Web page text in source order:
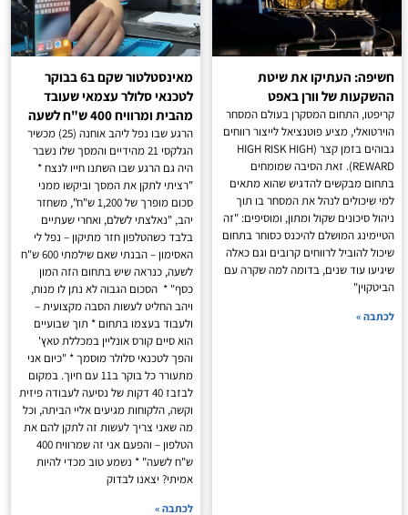
חשיפה: העתיקו את שיטת
ההשקעות של וורן באפט
קריפטו, התחום המסקרן בעולם המסחר
הוירטואלי, מציע פוטנציאל לייצור רווחים
גבוהים בזמן קצר (HIGH RISK HIGH
REWARD). זאת הסיבה שמומחים
בתחום מבקשים להדגיש שהוא מתאים
למי שיכולים לנהל את המסחר בו תוך
ניהול סיכונים שקול ומתון, ומוסיפים: "זה
הטיימינג המושלם להיכנס כסוחר בתחום
שיכול להוביל לרווחים קרובים וגם כאלה
שיגיעו עוד שנים, בדומה למה שקרה עם
הביטקוין"
לכתבה »
מאינסטלטור שקם ב6 בבוקר
לטכנאי סלולר עצמאי שעובד
מהבית ומרוויח 400 ש"ח לשעה
הרגע שבו נפל ליהב אוחנה (25) מכשיר
הגלקסי 21 מהידיים והמסך שלו נשבר
היה גם הרגע שבו השתנו חייו לנצח *
"רציתי לתקן את המסך וביקשו ממני
סכום מופרך של 1,200 ש"ח", משחזר
יהב, "נאלצתי לשלם, ואחרי שעתיים
בלבד כשהטלפון חזר מתיקון – נפל לי
האסימון – הבנתי שאם שילמתי 600 ש"ח
לשעה, כנראה שיש בתחום הזה המון
כסף" * הסכום הגבוה לא נתן לו מנוח,
ויהב החליט לעשות הסבה מקצועית –
ולעבוד בעצמו בתחום * תוך שבועיים
הוא סיים קורס אונליין במכללת טאץ'
והפך לטכנאי סלולר מוסמך * "כיום אני
מתעורר כל בוקר ב11 עם חיוך. במקום
לבזבז 40 דקות של נסיעה לעבודה פיזית
וקשה, הלקוחות מגיעים אליי הביתה, וכל
מה שאני צריך לעשות זה לתקן להם את
הטלפון – והפעם אני זה שמרוויח 400
ש"ח לשעה" * נשמע טוב מכדי להיות
אמיתי? יצאנו לבדוק
לכתבה »